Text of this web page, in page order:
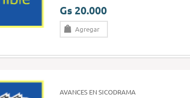
Gs 20.000
Agregar
AVANCES EN SICODRAMA